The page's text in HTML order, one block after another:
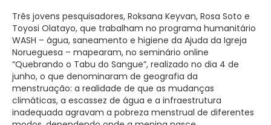
Três jovens pesquisadores, Roksana Keyvan, Rosa Soto e
Toyosi Olatayo, que trabalham no programa humanitário
WASH – água, saneamento e higiene da Ajuda da Igreja
Norueguesa – mapearam, no seminário online
“Quebrando o Tabu do Sangue”, realizado no dia 4 de
junho, o que denominaram de geografia da
menstruação: a realidade de que as mudanças
climáticas, a escassez de água e a infraestrutura
inadequada agravam a pobreza menstrual de diferentes